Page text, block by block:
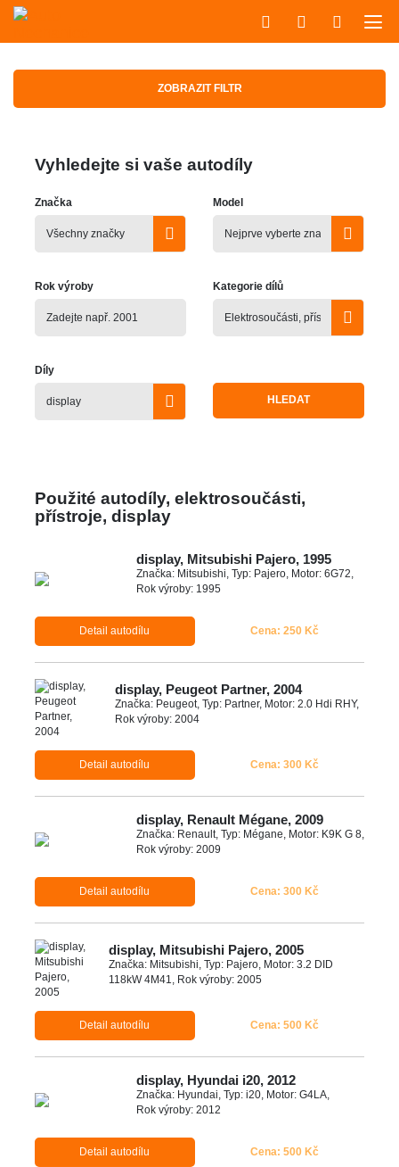
ZOBRAZIT FILTR
Vyhledejte si vaše autodíly
Značka Model
Rok výroby Kategorie dílů
Díly
HLEDAT
Použité autodíly, elektrosoučásti,
přístroje, display
display, Mitsubishi Pajero, 1995
Značka: Mitsubishi, Typ: Pajero, Motor: 6G72,
Rok výroby: 1995
Detail autodílu Cena: 250 Kč
display, Peugeot Partner, 2004
Značka: Peugeot, Typ: Partner, Motor: 2.0 Hdi RHY,
Rok výroby: 2004
Detail autodílu Cena: 300 Kč
display, Renault Mégane, 2009
Značka: Renault, Typ: Mégane, Motor: K9K G 8,
Rok výroby: 2009
Detail autodílu Cena: 300 Kč
display, Mitsubishi Pajero, 2005
Značka: Mitsubishi, Typ: Pajero, Motor: 3.2 DID
118kW 4M41, Rok výroby: 2005
Detail autodílu Cena: 500 Kč
display, Hyundai i20, 2012
Značka: Hyundai, Typ: i20, Motor: G4LA,
Rok výroby: 2012
Detail autodílu Cena: 500 Kč